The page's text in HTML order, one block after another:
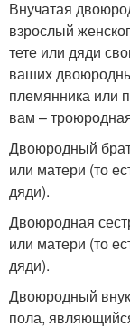
Внучатая
взрослый
тете или дяди
ваших
племянника или
вам –
Двоюродный
или матери (то
дяди).
Двоюродная
или матери (то
дяди).
Двоюродный
пола,